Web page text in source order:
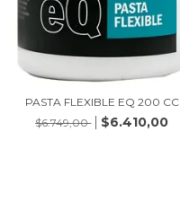
PASTA FLEXIBLE EQ 200 CC
$6.749,00
$6.410,00